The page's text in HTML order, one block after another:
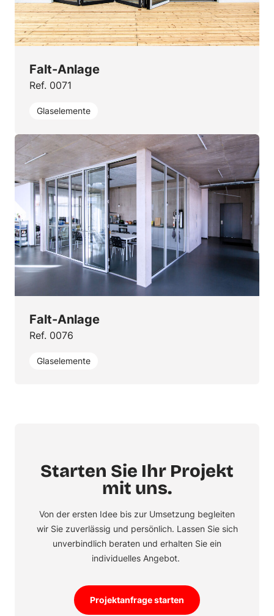
Falt-Anlage
Ref. 0071
Glaselemente
Falt-Anlage
Ref. 0076
Glaselemente
Starten Sie Ihr Projekt
mit uns.
Von der ersten Idee bis zur Umsetzung begleiten
wir Sie zuverlässig und persönlich. Lassen Sie sich
unverbindlich beraten und erhalten Sie ein
individuelles Angebot.
Projektanfrage starten